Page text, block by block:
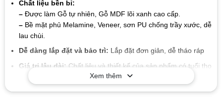
Chất liệu bền bỉ:
–Được làm Gỗ tự nhiên, Gỗ MDF lõi xanh cao cấp.
–Bề mặt phủ Melamine, Veneer, sơn PU chống trầy xước, dễ
lau chùi.
Dễ dàng lắp đặt và bảo trì: Lắp đặt đơn giản, dễ tháo ráp
Giá trị lâu dài: Chất liệu và thiết kế của sản phẩm có tuổi thọ
cao, giúp bạn tiết kiệm chi phí trong suốt quá trình sử dụng
mà không cần lo lắng về sự hao mòn hay hư hỏng.
Xem thêm